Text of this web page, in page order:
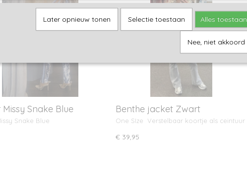
Missy Snake Blue
Snake Blue
Benthe jacket Zwart
One SIze Verstelbaar koortje als ceintuur
€ 39,95
Later opnieuw tonen Selectie toestaan Alles toestaan
Nee, niet akkoord